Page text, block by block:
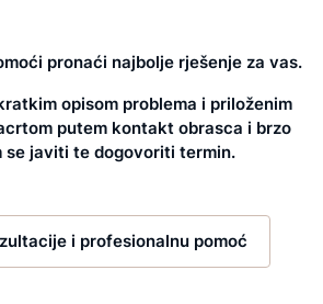
pronaći najbolje rješenje za vas.
opisom problema i priloženim
putem kontakt obrasca i brzo
se javiti te dogovoriti termin.
i profesionalnu pomoć